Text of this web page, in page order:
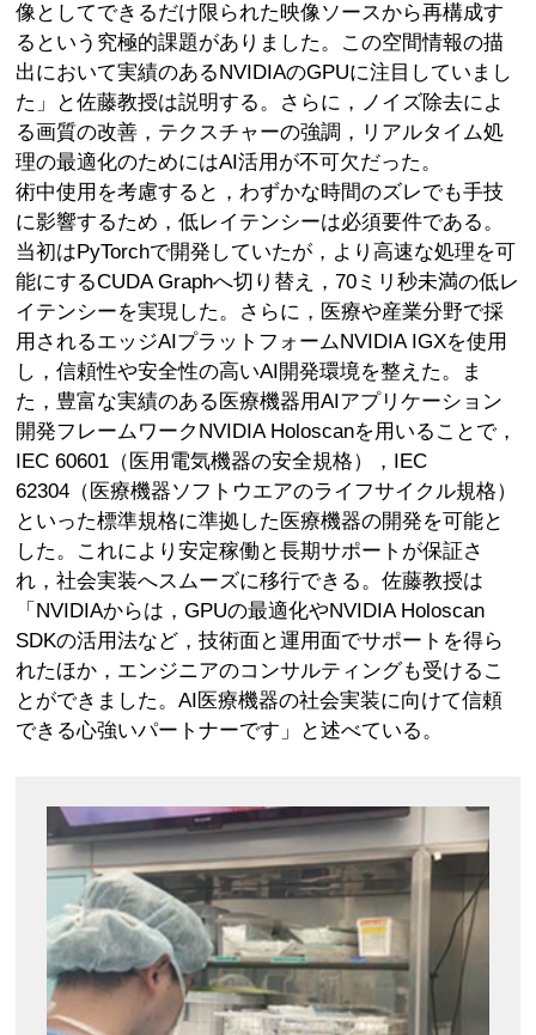
像としてできるだけ限られた映像ソースから再構成す
るという究極的課題がありました。この空間情報の描
出において実績のあるNVIDIAのGPUに注目していまし
た」と佐藤教授は説明する。さらに，ノイズ除去によ
る画質の改善，テクスチャーの強調，リアルタイム処
理の最適化のためにはAI活用が不可欠だった。
術中使用を考慮すると，わずかな時間のズレでも手技
に影響するため，低レイテンシーは必須要件である。
当初はPyTorchで開発していたが，より高速な処理を可
能にするCUDA Graphへ切り替え，70ミリ秒未満の低レ
イテンシーを実現した。さらに，医療や産業分野で採
用されるエッジAIプラットフォームNVIDIA IGXを使用
し，信頼性や安全性の高いAI開発環境を整えた。ま
た，豊富な実績のある医療機器用AIアプリケーション
開発フレームワークNVIDIA Holoscanを用いることで，
IEC 60601（医用電気機器の安全規格），IEC
62304（医療機器ソフトウエアのライフサイクル規格）
といった標準規格に準拠した医療機器の開発を可能と
した。これにより安定稼働と長期サポートが保証さ
れ，社会実装へスムーズに移行できる。佐藤教授は
「NVIDIAからは，GPUの最適化やNVIDIA Holoscan
SDKの活用法など，技術面と運用面でサポートを得ら
れたほか，エンジニアのコンサルティングも受けるこ
とができました。AI医療機器の社会実装に向けて信頼
できる心強いパートナーです」と述べている。